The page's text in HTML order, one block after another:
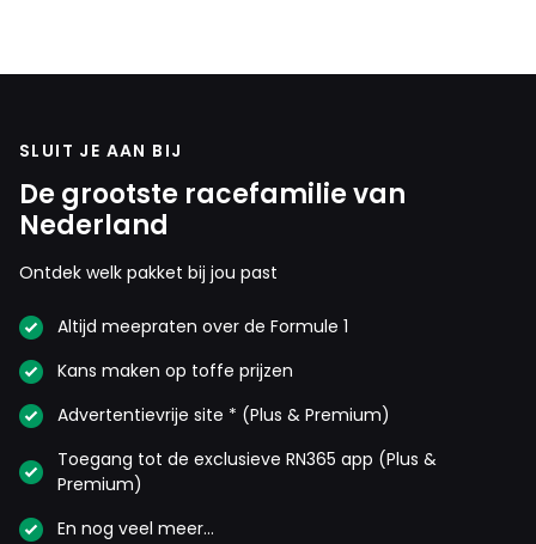
SLUIT JE AAN BIJ
De grootste racefamilie van
Nederland
Ontdek welk pakket bij jou past
Altijd meepraten over de Formule 1
Kans maken op toffe prijzen
Advertentievrije site * (Plus & Premium)
Toegang tot de exclusieve RN365 app (Plus &
Premium)
En nog veel meer…